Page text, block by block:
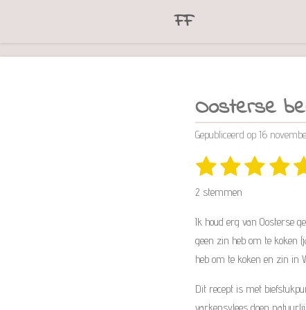
FF
Oosterse
Gepubliceerd op 16
R
i
n
g
5
1
s
e
r
2
s
e
r
e
3
e
r
e
4
e
r
e
5
e
r
e
2 stemmen
Ik houd erg van Oosterse
geen zin heb om te koken
heb om te koken en zin in
Dit recept is met